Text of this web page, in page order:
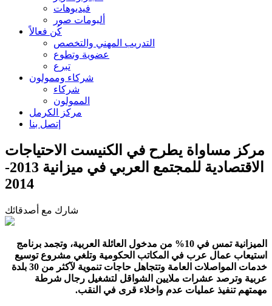
فيديوهات
ألبومات صور
كُن فعالاً
التدريب المهني والتخصص
عضوية وتطوع
تبرع
شركاء وممولون
شركاء
الممولون
مركز الكرمل
إتصل بنا
مركز مساواة يطرح في الكنيست الاحتياجات
الاقتصادية للمجتمع العربي في ميزانية 2013-
2014
شارك مع أصدقائك
الميزانية تمس في 10% من مدخول العائلة العربية، وتجمد برنامج
استيعاب عمال عرب في المكاتب الحكومية وتلغي مشروع توسيع
خدمات المواصلات العامة وتتجاهل حاجات تنموية لآكثر من 30 بلدة
عربية وترصد عشرات ملايين الشواقل لتشغيل رجال شرطة
مهمتهم تنفيذ عمليات عدم واخلاء قرى في النقب.